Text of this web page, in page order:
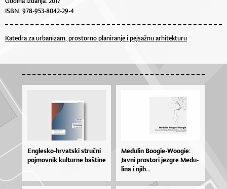
ISBN: 978-953-8042-29-4
Katedra za urbanizam, prostorno planiranje i pejsažnu arhitekturu
En­gles­ko­-hrvat­ski stru­čni
poj­mov­nik kul­tur­ne baš­ti­ne
Me­du­lin Bo­o­gi­e­-Wo­o­gi­e:
Jav­ni pros­to­ri jez­gre Me­du­
li­na i njih...